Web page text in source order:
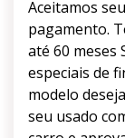
Aceitamos
pagamento.
até 60 meses
especiais de
modelo
seu usado